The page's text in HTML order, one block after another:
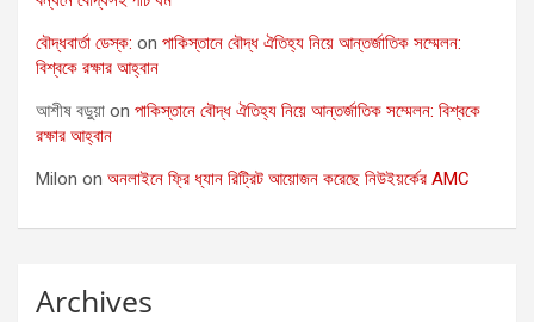
বৌদ্ধবার্তা ডেস্ক: on পাকিস্তানে বৌদ্ধ ঐতিহ্য নিয়ে আন্তর্জাতিক সম্মেলন:
বিশ্বকে রক্ষার আহ্বান
আশীষ বড়ুয়া on পাকিস্তানে বৌদ্ধ ঐতিহ্য নিয়ে আন্তর্জাতিক সম্মেলন: বিশ্বকে
রক্ষার আহ্বান
Milon on অনলাইনে ফ্রি ধ্যান রিট্রিট আয়োজন করেছে নিউইয়র্কের AMC
Archives